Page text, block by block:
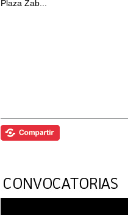
Plaza Zab...